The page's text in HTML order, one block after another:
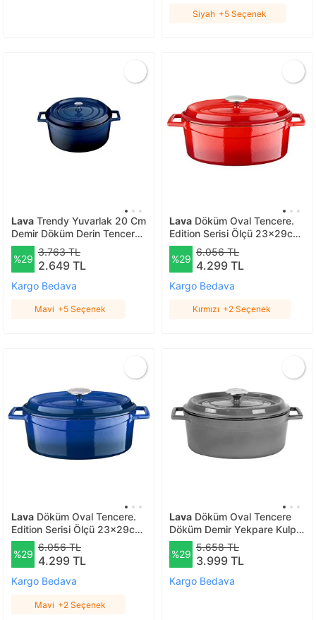
Siyah +5 Seçenek
Lava Trendy Yuvarlak 20 Cm
Demir Döküm Derin Tencere
Mavi Mavi
%29
3.763 TL
2.649 TL
Kargo Bedava
Mavi +5 Seçenek
Lava Döküm Oval Tencere.
Edition Serisi Ölçü 23x29cm.
Kırmızı
%29
6.056 TL
4.299 TL
Kargo Bedava
Kırmızı +2 Seçenek
Lava Döküm Oval Tencere.
Edition Serisi Ölçü 23x29cm.
Mavi
%29
6.056 TL
4.299 TL
Kargo Bedava
Mavi +2 Seçenek
Lava Döküm Oval Tencere
Döküm Demir Yekpare Kulplu
Premium Serisi Ölçü
21x27cm. Gri
%29
5.658 TL
3.999 TL
Kargo Bedava